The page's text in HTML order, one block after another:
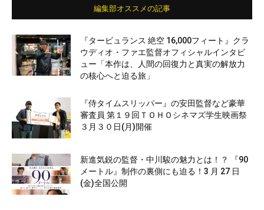
編集部オススメの記事
『タービュランス 絶空 16,000フィート』クラ
ウディオ・ファエ監督オフィシャルインタビ
ュー「本作は、人間の回復力と真実の解放力
の核心へと迫る旅」
『侍タイムスリッパー』の安田監督など豪華
審査員 第１９回ＴＯＨＯシネマズ学生映画祭
３月３０日(月)開催
新進気鋭の監督・中川駿の魅力とは！？ 『90
メートル』制作の裏側にも迫る！3 月 27 日
(金)全国公開